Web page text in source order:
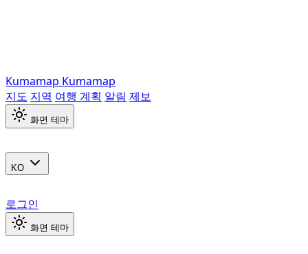
Kumamap Kumamap
지도 지역 여행 계획 알림 제보
화면 테마
KO
로그인
화면 테마